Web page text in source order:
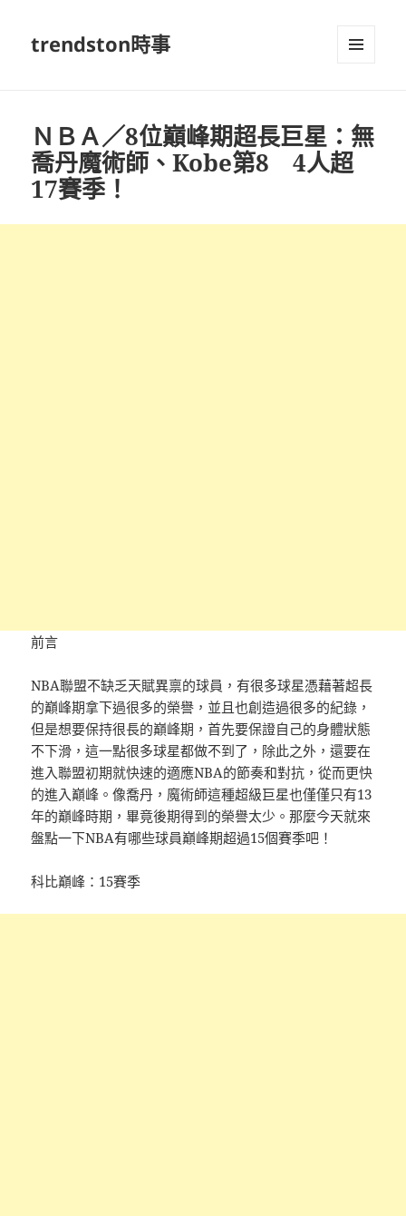
trendston時事
ＮＢＡ／8位巔峰期超長巨星：無
喬丹魔術師、Kobe第8 4人超
17賽季！
前言
NBA聯盟不缺乏天賦異禀的球員，有很多球星憑藉著超長
的巔峰期拿下過很多的榮譽，並且也創造過很多的紀錄，
但是想要保持很長的巔峰期，首先要保證自己的身體狀態
不下滑，這一點很多球星都做不到了，除此之外，還要在
進入聯盟初期就快速的適應NBA的節奏和對抗，從而更快
的進入巔峰。像喬丹，魔術師這種超級巨星也僅僅只有13
年的巔峰時期，畢竟後期得到的榮譽太少。那麼今天就來
盤點一下NBA有哪些球員巔峰期超過15個賽季吧！
科比巔峰：15賽季